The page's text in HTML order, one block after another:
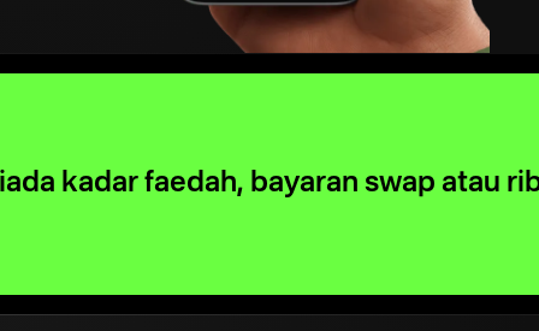
kadar faedah, bayaran swap atau